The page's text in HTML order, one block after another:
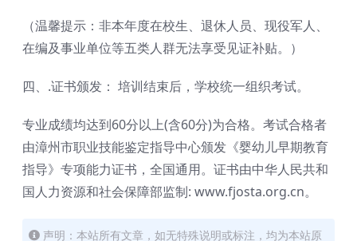
（温馨提示：非本年度在校生、退休人员、现役军人、
在编及事业单位等五类人群无法享受见证补贴。）
四、.证书颁发： 培训结束后，学校统一组织考试。
专业成绩均达到60分以上(含60分)为合格。考试合格者
由漳州市职业技能鉴定指导中心颁发《婴幼儿早期教育
指导》专项能力证书，全国通用。证书由中华人民共和
国人力资源和社会保障部监制: www.fjosta.org.cn。
声明：本站所有文章，如无特殊说明或标注，均为本站原